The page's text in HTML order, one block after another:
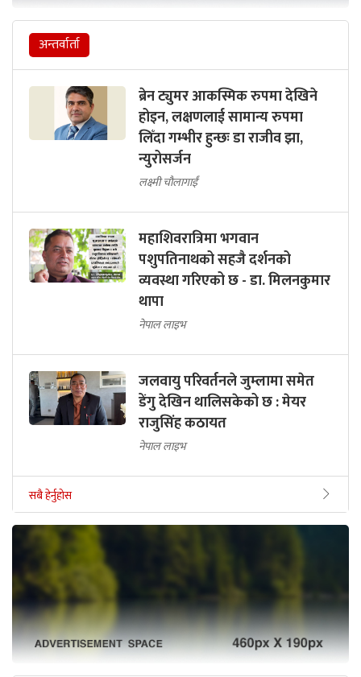
अन्तर्वार्ता
ब्रेन ट्युमर आकस्मिक रुपमा देखिने
होइन, लक्षणलाई सामान्य रुपमा
लिँदा गम्भीर हुन्छः डा राजीव झा,
न्युरोसर्जन
लक्ष्मी चौलागाईं
महाशिवरात्रिमा भगवान
पशुपतिनाथको सहजै दर्शनको
व्यवस्था गरिएको छ - डा. मिलनकुमार
थापा
नेपाल लाइभ
जलवायु परिवर्तनले जुम्लामा समेत
डेंगु देखिन थालिसकेको छ : मेयर
राजुसिंह कठायत
नेपाल लाइभ
सबै हेर्नुहोस